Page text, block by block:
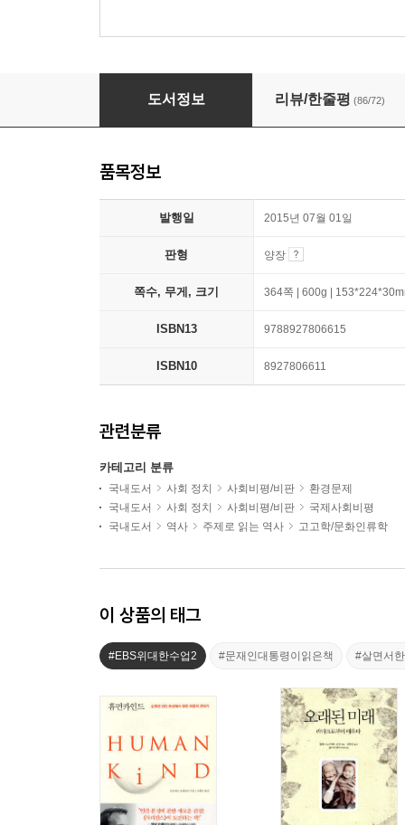
오래된 미래
도서정보 리뷰/한줄평 (86/72)
품목정보
발행일 2015년 07월 01일
판형 양장
쪽수, 무게, 크기 364쪽 | 600g |
ISBN13 9788927806615
ISBN10 8927806611
관련분류
카테고리 분류
국내도서 사회 정치 사회비평/비판
환경문제
국내도서
사회 정치 사회비평/비판
국제사회비평
국내도서
역사 주제로 읽는 역사 고고학/문화인류학
이 상품의 태그
#EBS위대한수업2 #문재인대통령이읽은책 #살면서